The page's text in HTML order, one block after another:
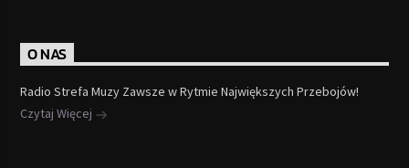
O NAS
Radio Strefa Muzy Zawsze w Rytmie Największych Przebojów!
Czytaj Więcej